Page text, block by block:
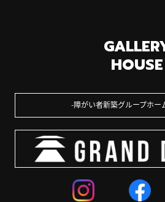
HOUSE
障がい者新築グループホー